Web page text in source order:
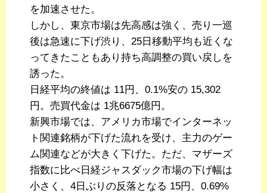
を加速させた。
しかし、東京市場は先高感は強く、売り一巡
後は急速に下げ渋り、25日移動平均も近くな
ってきたこともあり持ち高調整の買い戻しを
誘った。
日経平均の終値は 11円、0.1%安の 15,302
円。売買代金は 1兆6675億円。
新興市場では、アメリカ市場でインターネッ
ト関連銘柄が下げた流れを受け、主力のゲー
ム関連などが大きく下げた。ただ、マザーズ
指数に比べ日経ジャスダック市場の下げ幅は
小さく、4日ぶりの反落となる 15円、0.69%